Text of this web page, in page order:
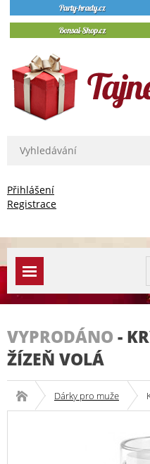
Přihlášení
Registrace
VYPRODÁNO -
ŽÍZEŇ VOLÁ
Dárky pro muže